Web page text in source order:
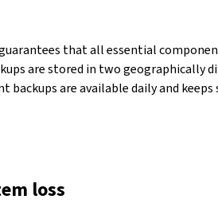
that all essential
are stored in two geographically
are available daily and
loss